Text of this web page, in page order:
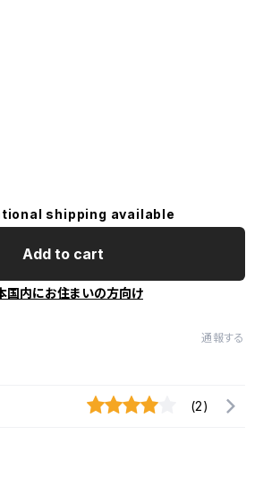
shipping available
Add to cart
国内にお住まいの方向け
通報する
(2)